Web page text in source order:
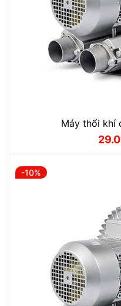
Máy thổi khí
-10%